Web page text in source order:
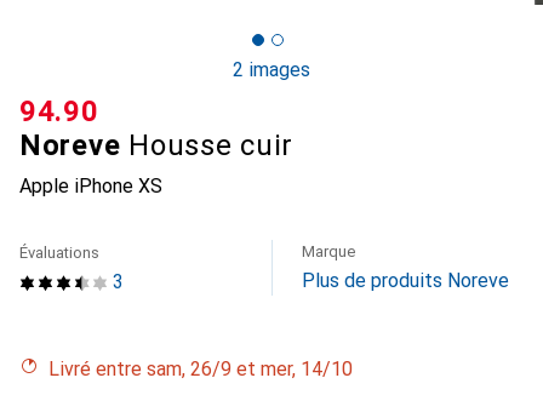
2 images
Noreve Housse cuir
Apple iPhone XS
CHF
94.90
3
Évaluations Marque
Plus de produits Noreve
Livré entre sam, 26/9 et mer, 14/10